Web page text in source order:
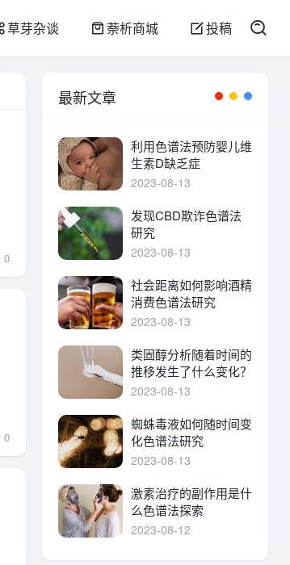
草芽杂谈 萘析商城 投稿
0
0
最新文章
利用色谱法预防婴儿维
生素D缺乏症
2023-08-13
发现CBD欺诈色谱法
研究
2023-08-13
社会距离如何影响酒精
消费色谱法研究
2023-08-13
类固醇分析随着时间的
推移发生了什么变化？
2023-08-13
蜘蛛毒液如何随时间变
化色谱法研究
2023-08-13
激素治疗的副作用是什
么色谱法探索
2023-08-12